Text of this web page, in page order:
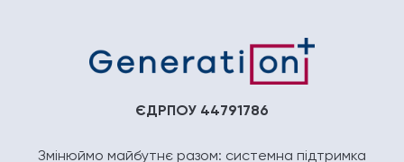
ЄДРПОУ 44791786
Змінюймо майбутнє разом: системна підтримка